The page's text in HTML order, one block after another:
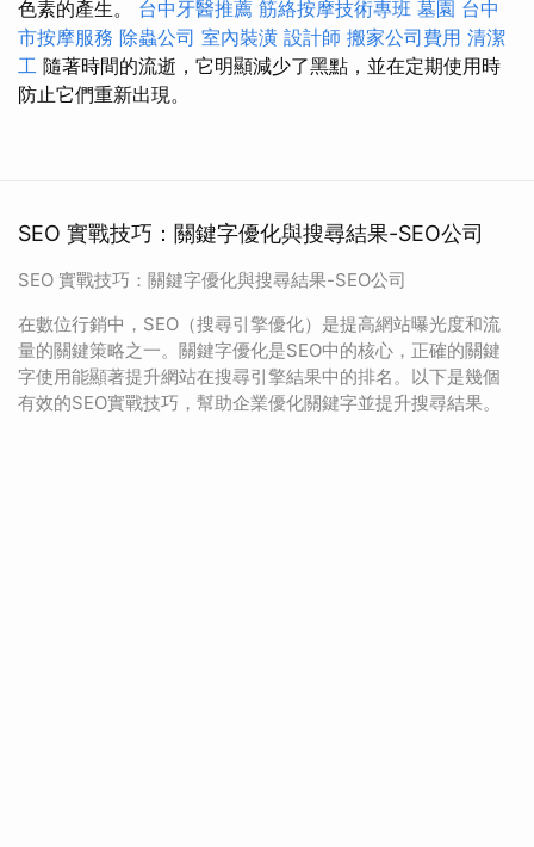
色素的產生。 台中牙醫推薦 筋絡按摩技術專班 墓園 台中
市按摩服務 除蟲公司 室內裝潢 設計師 搬家公司費用 清潔
工 隨著時間的流逝，它明顯減少了黑點，並在定期使用時
防止它們重新出現。
SEO 實戰技巧：關鍵字優化與搜尋結果-SEO公司
SEO 實戰技巧：關鍵字優化與搜尋結果-SEO公司
在數位行銷中，SEO（搜尋引擎優化）是提高網站曝光度和流
量的關鍵策略之一。關鍵字優化是SEO中的核心，正確的關鍵
字使用能顯著提升網站在搜尋引擎結果中的排名。以下是幾個
有效的SEO實戰技巧，幫助企業優化關鍵字並提升搜尋結果。